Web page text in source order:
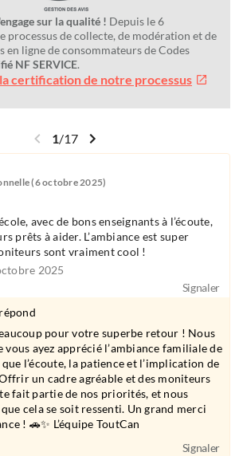
sur la qualité ! Depuis le 6
processus de collecte, de modération et de
en ligne de consommateurs de Codes
NF SERVICE.
certification de notre processus
1/17
(6 octobre 2025)
avec de bons enseignants à l’écoute,
prêts à aider. L’ambiance est super
sont vraiment cool !
2025
Signaler
pour votre superbe retour ! Nous
vous ayez apprécié l’ambiance familiale de
que l’écoute, la patience et l’implication de
un cadre agréable et des moniteurs
fait partie de nos priorités, et nous
cela se soit ressenti. Un grand merci
! 🚗✨ L’équipe ToutCan
Signaler